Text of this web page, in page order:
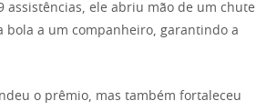
assistências, ele abriu mão de um chute
bola a um companheiro, garantindo a
o prêmio, mas também fortaleceu